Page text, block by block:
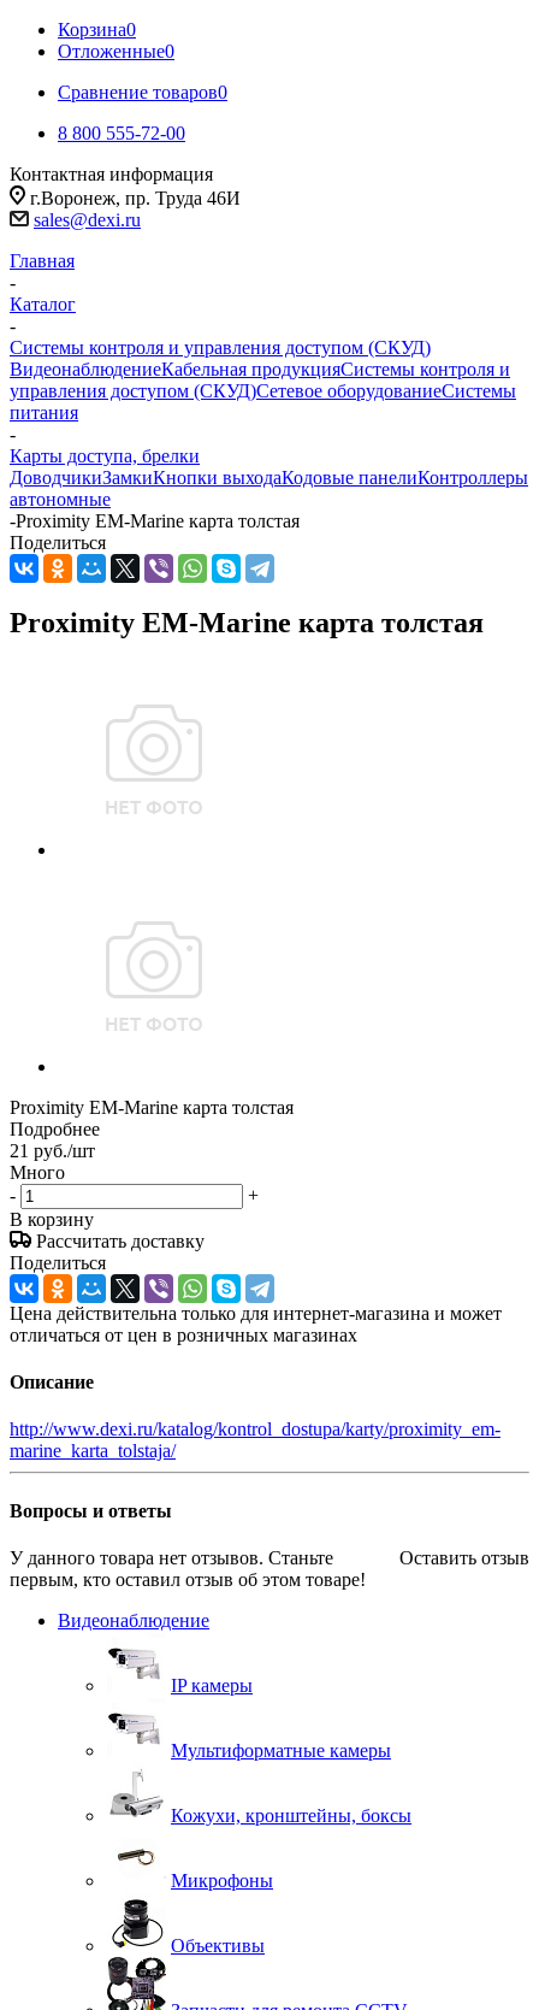
Корзина0
Отложенные0
Сравнение товаров0
8 800 555-72-00
Контактная информация
г.Воронеж, пр. Труда 46И
sales@dexi.ru
Главная
-
Каталог
-
Системы контроля и управления доступом (СКУД)
ВидеонаблюдениеКабельная продукцияСистемы контроля и
управления доступом (СКУД)Сетевое оборудованиеСистемы
питания
-
Карты доступа, брелки
ДоводчикиЗамкиКнопки выходаКодовые панелиКонтроллеры
автономные
-Proximity EM-Marine карта толстая
Поделиться
Proximity EM-Marine карта толстая
Proximity EM-Marine карта толстая
Подробнее
21 руб./шт
Много
-
+
В корзину
Рассчитать доставку
Поделиться
Цена действительна только для интернет-магазина и может
отличаться от цен в розничных магазинах
Описание
http://www.dexi.ru/katalog/kontrol_dostupa/karty/proximity_em-
marine_karta_tolstaja/
Вопросы и ответы
Оставить отзыв
У данного товара нет отзывов. Станьте
первым, кто оставил отзыв об этом товаре!
Видеонаблюдение
IP камеры
Мультиформатные камеры
Кожухи, кронштейны, боксы
Микрофоны
Объективы